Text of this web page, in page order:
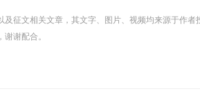
征文相关文章，其文字、图片、视频均来源于作者
谢配合。